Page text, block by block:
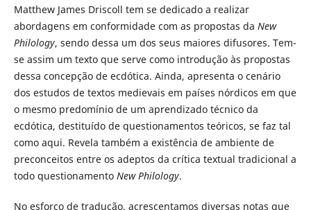
Matthew James Driscoll tem se dedicado a realizar
abordagens em conformidade com as propostas da New
Philology, sendo dessa um dos seus maiores difusores. Tem-
se assim um texto que serve como introdução às propostas
dessa concepção de ecdótica. Ainda, apresenta o cenário
dos estudos de textos medievais em países nórdicos em que
o mesmo predomínio de um aprendizado técnico da
ecdótica, destituído de questionamentos teóricos, se faz tal
como aqui. Revela também a existência de ambiente de
preconceitos entre os adeptos da crítica textual tradicional a
todo questionamento New Philology.
No esforço de tradução, acrescentamos diversas notas que